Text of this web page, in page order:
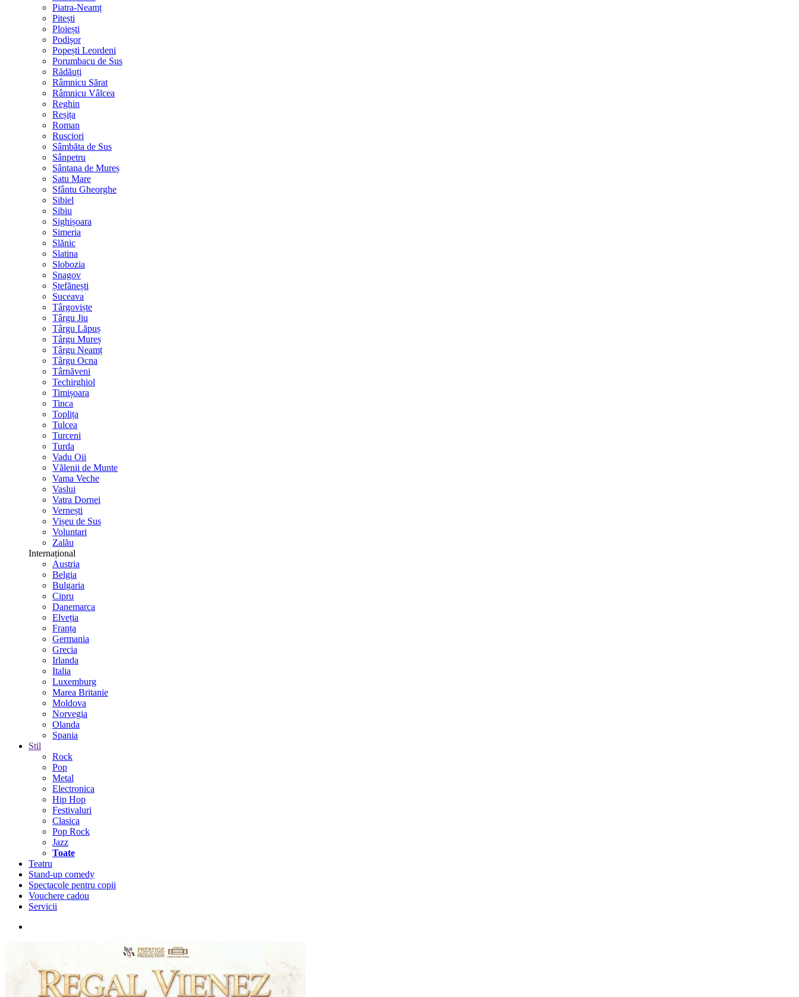
Piatra-Neamț
Pitești
Ploiești
Podișor
Popești Leordeni
Porumbacu de Sus
Rădăuți
Râmnicu Sărat
Râmnicu Vâlcea
Reghin
Reșița
Roman
Rusciori
Sâmbăta de Sus
Sânpetru
Sântana de Mureș
Satu Mare
Sfântu Gheorghe
Sibiel
Sibiu
Sighișoara
Simeria
Slănic
Slatina
Slobozia
Snagov
Ștefănești
Suceava
Târgoviște
Târgu Jiu
Târgu Lăpuș
Târgu Mureș
Târgu Neamț
Târgu Ocna
Târnăveni
Techirghiol
Timișoara
Tinca
Toplița
Tulcea
Turceni
Turda
Vadu Oii
Vălenii de Munte
Vama Veche
Vaslui
Vatra Dornei
Vernești
Vișeu de Sus
Voluntari
Zalău
Internațional
Austria
Belgia
Bulgaria
Cipru
Danemarca
Elveția
Franța
Germania
Grecia
Irlanda
Italia
Luxemburg
Marea Britanie
Moldova
Norvegia
Olanda
Spania
Stil
Rock
Pop
Metal
Electronica
Hip Hop
Festivaluri
Clasica
Pop Rock
Jazz
Toate
Teatru
Stand-up comedy
Spectacole pentru copii
Vouchere cadou
Servicii